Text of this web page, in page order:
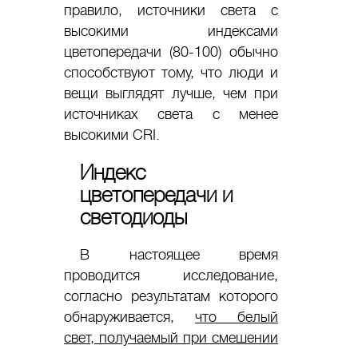
правило, источники света с
высокими индексами
цветопередачи (80-100) обычно
способствуют тому, что люди и
вещи выглядят лучше, чем при
источниках света с менее
высокими CRI.
Индекс
цветопередачи и
светодиоды
В настоящее время
проводится исследование,
согласно результатам которого
обнаруживается, что белый
свет, получаемый при смешении